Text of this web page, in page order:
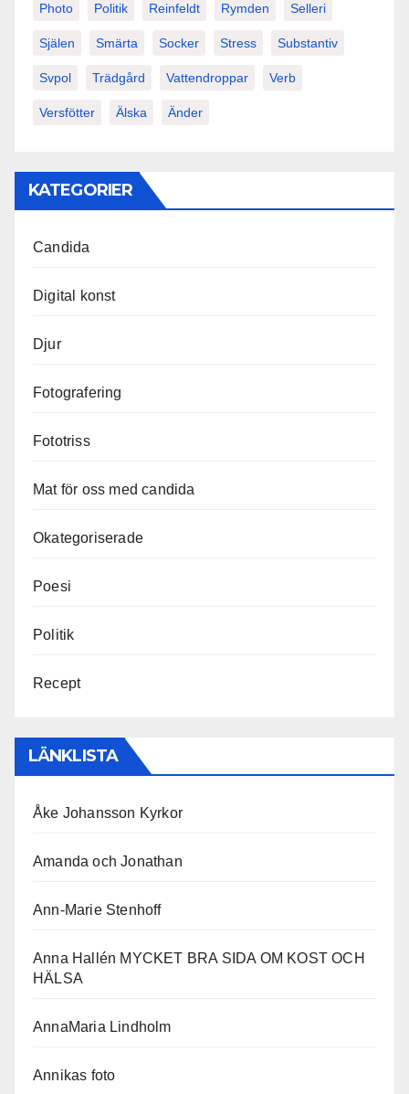
Photo Politik Reinfeldt Rymden Selleri
Själen Smärta Socker Stress Substantiv
Svpol Trädgård Vattendroppar Verb
Versfötter Älska Änder
KATEGORIER
Candida
Digital konst
Djur
Fotografering
Fototriss
Mat för oss med candida
Okategoriserade
Poesi
Politik
Recept
LÄNKLISTA
Åke Johansson Kyrkor
Amanda och Jonathan
Ann-Marie Stenhoff
Anna Hallén MYCKET BRA SIDA OM KOST OCH
HÄLSA
AnnaMaria Lindholm
Annikas foto